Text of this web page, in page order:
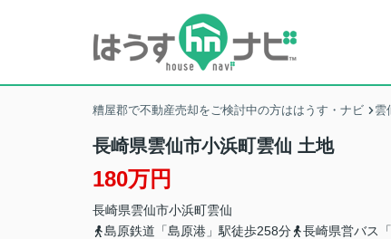
糟屋郡で不動産売却をご検討中の方ははうす・ナビ 雲
長崎県雲仙市小浜町雲仙 土地
180万円
長崎県雲仙市小浜町雲仙
島原鉄道「島原港」駅徒歩258分
長崎県営バス